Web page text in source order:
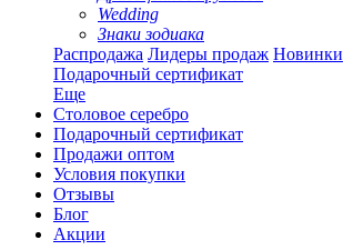
Wedding
Знаки зодиака
Распродажа Лидеры продаж Новинки
Подарочный сертификат
Еще
Столовое серебро
Подарочный сертификат
Продажи оптом
Условия покупки
Отзывы
Блог
Акции